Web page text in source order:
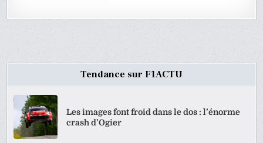
Tendance sur F1ACTU
Les images font froid dans le dos : l’énorme
crash d’Ogier